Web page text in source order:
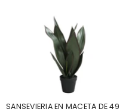
SANSEVIERIA EN MACETA DE 49